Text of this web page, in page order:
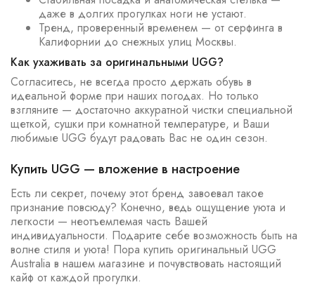
даже в долгих прогулках ноги не устают.
Тренд, проверенный временем — от серфинга в
Калифорнии до снежных улиц Москвы.
Как ухаживать за оригинальными UGG?
Согласитесь, не всегда просто держать обувь в
идеальной форме при наших погодах. Но только
взгляните — достаточно аккуратной чистки специальной
щеткой, сушки при комнатной температуре, и Ваши
любимые UGG будут радовать Вас не один сезон.
Купить UGG — вложение в настроение
Есть ли секрет, почему этот бренд завоевал такое
признание повсюду? Конечно, ведь ощущение уюта и
легкости — неотъемлемая часть Вашей
индивидуальности. Подарите себе возможность быть на
волне стиля и уюта! Пора купить оригинальный UGG
Australia в нашем магазине и почувствовать настоящий
кайф от каждой прогулки.